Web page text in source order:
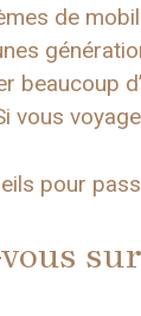
de
beaucoup
vous
pour